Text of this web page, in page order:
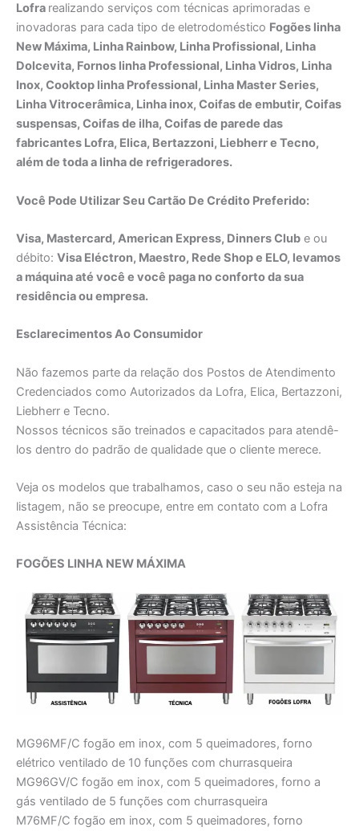
Lofra realizando serviços com técnicas aprimoradas e
inovadoras para cada tipo de eletrodoméstico Fogões linha
New Máxima, Linha Rainbow, Linha Profissional, Linha
Dolcevita, Fornos linha Professional, Linha Vidros, Linha
Inox, Cooktop linha Professional, Linha Master Series,
Linha Vitrocerâmica, Linha inox, Coifas de embutir, Coifas
suspensas, Coifas de ilha, Coifas de parede das
fabricantes Lofra, Elica, Bertazzoni, Liebherr e Tecno,
além de toda a linha de refrigeradores.
Você Pode Utilizar Seu Cartão De Crédito Preferido:
Visa, Mastercard, American Express, Dinners Club e ou
débito: Visa Eléctron, Maestro, Rede Shop e ELO, levamos
a máquina até você e você paga no conforto da sua
residência ou empresa.
Esclarecimentos Ao Consumidor
Não fazemos parte da relação dos Postos de Atendimento
Credenciados como Autorizados da Lofra, Elica, Bertazzoni,
Liebherr e Tecno.
Nossos técnicos são treinados e capacitados para atendê-
los dentro do padrão de qualidade que o cliente merece.
Veja os modelos que trabalhamos, caso o seu não esteja na
listagem, não se preocupe, entre em contato com a Lofra
Assistência Técnica:
FOGÕES LINHA NEW MÁXIMA
MG96MF/C fogão em inox, com 5 queimadores, forno
elétrico ventilado de 10 funções com churrasqueira
MG96GV/C fogão em inox, com 5 queimadores, forno a
gás ventilado de 5 funções com churrasqueira
M76MF/C fogão em inox, com 5 queimadores, forno